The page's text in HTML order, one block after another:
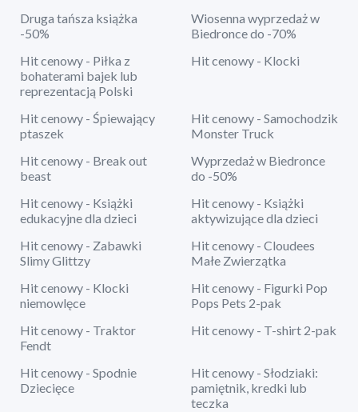
Druga tańsza książka
-50%
Wiosenna wyprzedaż w
Biedronce do -70%
Hit cenowy - Piłka z
bohaterami bajek lub
reprezentacją Polski
Hit cenowy - Klocki
Hit cenowy - Śpiewający
ptaszek
Hit cenowy - Samochodzik
Monster Truck
Hit cenowy - Break out
beast
Wyprzedaż w Biedronce
do -50%
Hit cenowy - Książki
edukacyjne dla dzieci
Hit cenowy - Książki
aktywizujące dla dzieci
Hit cenowy - Zabawki
Slimy Glittzy
Hit cenowy - Cloudees
Małe Zwierzątka
Hit cenowy - Klocki
niemowlęce
Hit cenowy - Figurki Pop
Pops Pets 2-pak
Hit cenowy - Traktor
Fendt
Hit cenowy - T-shirt 2-pak
Hit cenowy - Spodnie
Dziecięce
Hit cenowy - Słodziaki:
pamiętnik, kredki lub
teczka